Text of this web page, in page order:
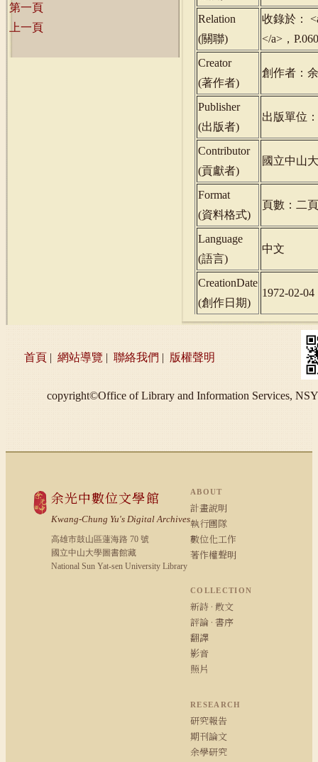
第一頁
上一頁
Relation
(關聯)
收錄於：
</a>，
Creator
(著作者)
創作者：
Publisher
(出版者)
出版單位
Contributor
(貢獻者)
國立中山
Format
(資料格式)
頁數：二頁
Language
(語言)
中文
CreationDate
(創作日期)
1972-02-04
首頁 | 網站導覽 | 聯絡我們 | 版權聲明
copyright©Office of Library and Information Services,
余光中數位文學館
Kwang-Chung Yu's Digital Archives
高雄市鼓山區蓮海路 70 號
國立中山大學圖書館藏
National Sun Yat-sen University Library
ABOUT
計畫說明
執行團隊
數位化工作
著作權聲明
COLLECTION
新詩 · 散文
評論 · 書序
翻譯
影音
照片
RESEARCH
研究報告
期刊論文
余學研究